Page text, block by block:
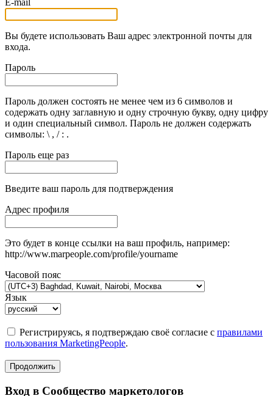
E-mail
Вы будете использовать Ваш адрес электронной почты для
входа.
Пароль
Пароль должен состоять не менее чем из 6 символов и
содержать одну заглавную и одну строчную букву, одну цифру
и один специальный символ. Пароль не должен содержать
символы: \ , / : .
Пароль еще раз
Введите ваш пароль для подтверждения
Адрес профиля
Это будет в конце ссылки на ваш профиль, например:
http://www.marpeople.com/profile/yourname
Часовой пояс
Язык
Регистрируясь, я подтверждаю своё согласие с правилами
пользования MarketingPeople.
Продолжить
Вход в Сообщество маркетологов